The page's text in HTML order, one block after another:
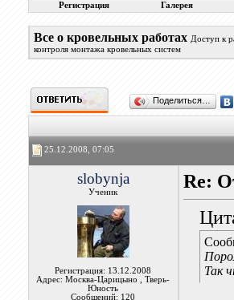
Регистрация Галерея
Все о кровельных работах Доступ к
контроля монтажа кровельных систем
Поделиться…
25.12.2008, 07:05
slobynja
Ученик
Регистрация: 13.12.2008
Адрес: Москва-Царицыно , Тверь-
Юность
Сообщений: 120
Re:
Так